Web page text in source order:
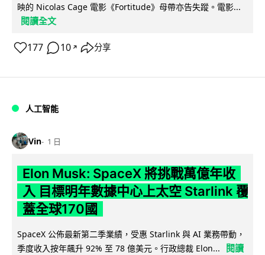
映的 Nicolas Cage 電影《Fortitude》母帶亦告失蹤。電影...
閱讀全文
177 10 ↗ 分享
人工智能
Vin 1 日
Elon Musk: SpaceX 將挑戰萬億年收
入 目標明年數據中心上太空 Starlink 覆
蓋全球170國
SpaceX 公佈最新第二季業績，受惠 Starlink 與 AI 業務帶動，
季度收入按年飆升 92% 至 78 億美元。行政總裁 Elon...
閱讀